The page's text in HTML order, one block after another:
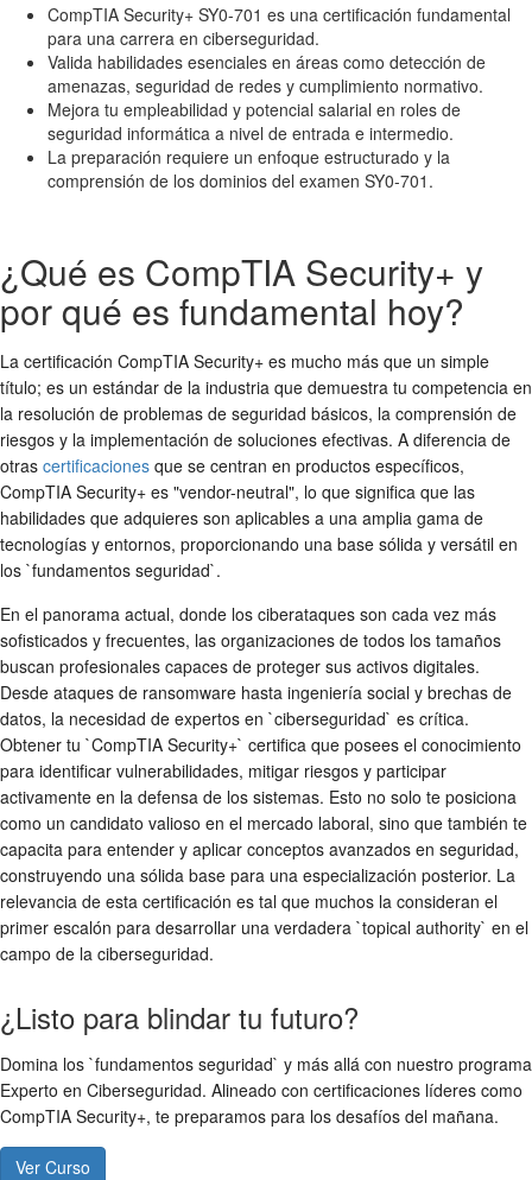
CompTIA Security+ SY0-701 es una certificación fundamental
para una carrera en ciberseguridad.
Valida habilidades esenciales en áreas como detección de
amenazas, seguridad de redes y cumplimiento normativo.
Mejora tu empleabilidad y potencial salarial en roles de
seguridad informática a nivel de entrada e intermedio.
La preparación requiere un enfoque estructurado y la
comprensión de los dominios del examen SY0-701.
¿Qué es CompTIA Security+ y
por qué es fundamental hoy?
La certificación CompTIA Security+ es mucho más que un simple
título; es un estándar de la industria que demuestra tu competencia en
la resolución de problemas de seguridad básicos, la comprensión de
riesgos y la implementación de soluciones efectivas. A diferencia de
otras certificaciones que se centran en productos específicos,
CompTIA Security+ es "vendor-neutral", lo que significa que las
habilidades que adquieres son aplicables a una amplia gama de
tecnologías y entornos, proporcionando una base sólida y versátil en
los `fundamentos seguridad`.
En el panorama actual, donde los ciberataques son cada vez más
sofisticados y frecuentes, las organizaciones de todos los tamaños
buscan profesionales capaces de proteger sus activos digitales.
Desde ataques de ransomware hasta ingeniería social y brechas de
datos, la necesidad de expertos en `ciberseguridad` es crítica.
Obtener tu `CompTIA Security+` certifica que posees el conocimiento
para identificar vulnerabilidades, mitigar riesgos y participar
activamente en la defensa de los sistemas. Esto no solo te posiciona
como un candidato valioso en el mercado laboral, sino que también te
capacita para entender y aplicar conceptos avanzados en seguridad,
construyendo una sólida base para una especialización posterior. La
relevancia de esta certificación es tal que muchos la consideran el
primer escalón para desarrollar una verdadera `topical authority` en el
campo de la ciberseguridad.
¿Listo para blindar tu futuro?
Domina los `fundamentos seguridad` y más allá con nuestro programa
Experto en Ciberseguridad. Alineado con certificaciones líderes como
CompTIA Security+, te preparamos para los desafíos del mañana.
Ver Curso